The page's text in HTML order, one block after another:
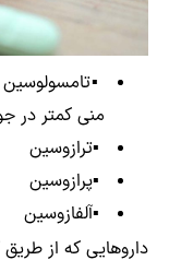
منی کمتر در
▪️ترازوسین
▪️پرازوسین
▪️آلفازوسین
داروهایی که از